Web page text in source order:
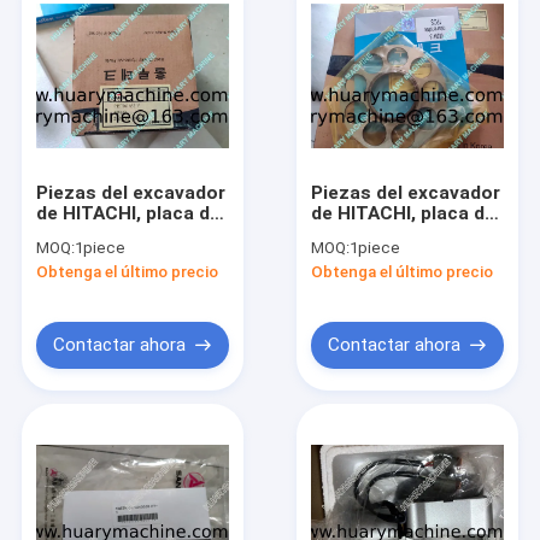
Productos
Sobre nosotros
Piezas del excavador
de HITACHI, placa del
piezas de la bomba
2924530-0466
MOQ:1piece
Obtenga el último precio
Contactar ahora
Piezas del excavador
de HITACHI, placa del
piezas de la bomba
2924110-0049
MOQ:1piece
Obtenga el último precio
Contactar ahora